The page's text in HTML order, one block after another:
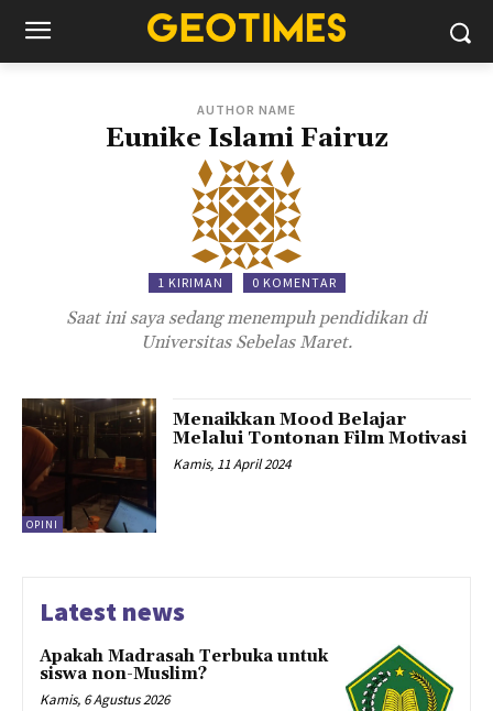
AUTHOR NAME
Eunike Islami Fairuz
1 KIRIMAN 0 KOMENTAR
Saat ini saya sedang menempuh pendidikan di
Universitas Sebelas Maret.
OPINI
Menaikkan Mood Belajar
Melalui Tontonan Film Motivasi
Kamis, 11 April 2024
Latest news
Apakah Madrasah Terbuka untuk
siswa non-Muslim?
Kamis, 6 Agustus 2026